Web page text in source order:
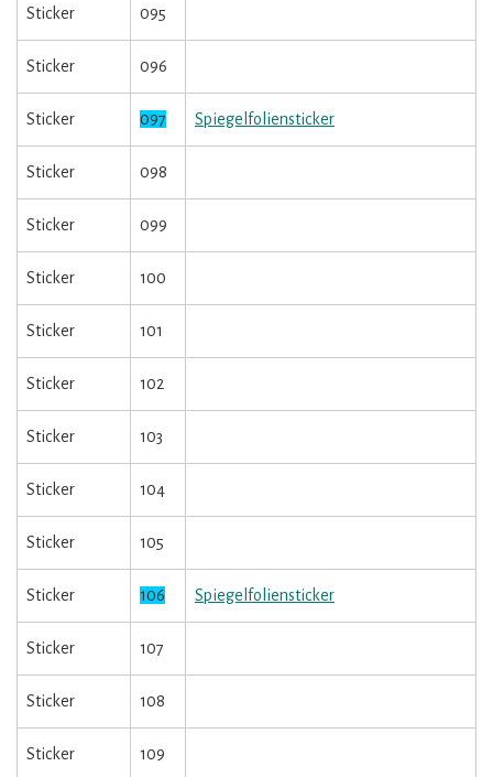
Sticker 095
Sticker 096
Sticker 097 Spiegelfoliensticker
Sticker 098
Sticker 099
Sticker 100
Sticker 101
Sticker 102
Sticker 103
Sticker 104
Sticker 105
Sticker 106 Spiegelfoliensticker
Sticker 107
Sticker 108
Sticker 109